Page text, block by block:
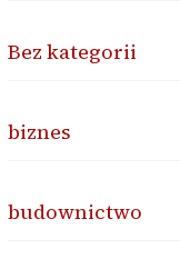
Bez kategorii
biznes
budownictwo